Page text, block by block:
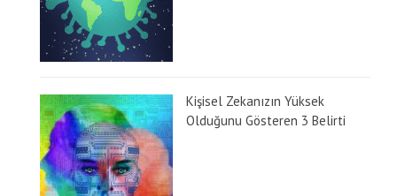
Kişisel Zekanızın Yüksek
Olduğunu Gösteren 3 Belirti